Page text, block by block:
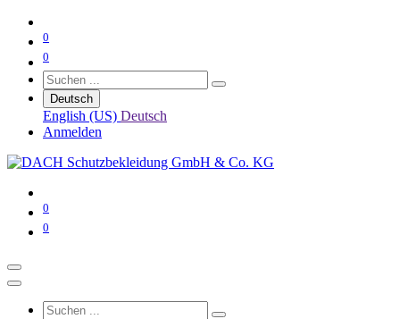
0
0
Deutsch
English (US) Deutsch
Anmelden
0
0